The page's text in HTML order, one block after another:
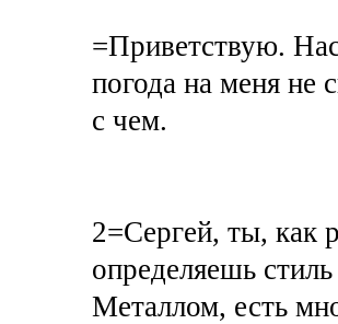
=Приветствую.
погода на меня не
с чем.
2=Сергей, ты, как
определяешь
Металлом, есть